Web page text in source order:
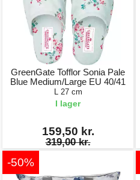
GreenGate Tofflor Sonia Pale
Blue Medium/Large EU 40/41
L 27 cm
I lager
159,50 kr.
319,00 kr.
-50%